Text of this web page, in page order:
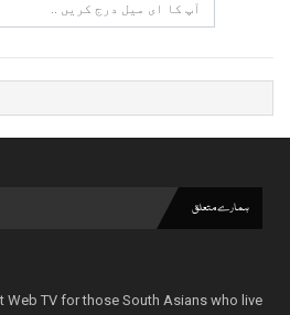
ہمارے متعلق
Web TV for those South Asians who live